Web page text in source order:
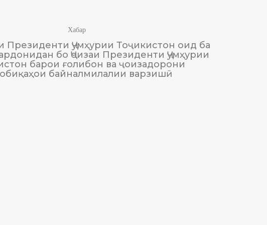
Хабар
Президенти Ҷумҳурии Тоҷикистон оид ба
бо Ҷоизаи Президенти Ҷумҳурии
барои ғолибон ва ҷоизадорони
байналмилалии варзишӣ